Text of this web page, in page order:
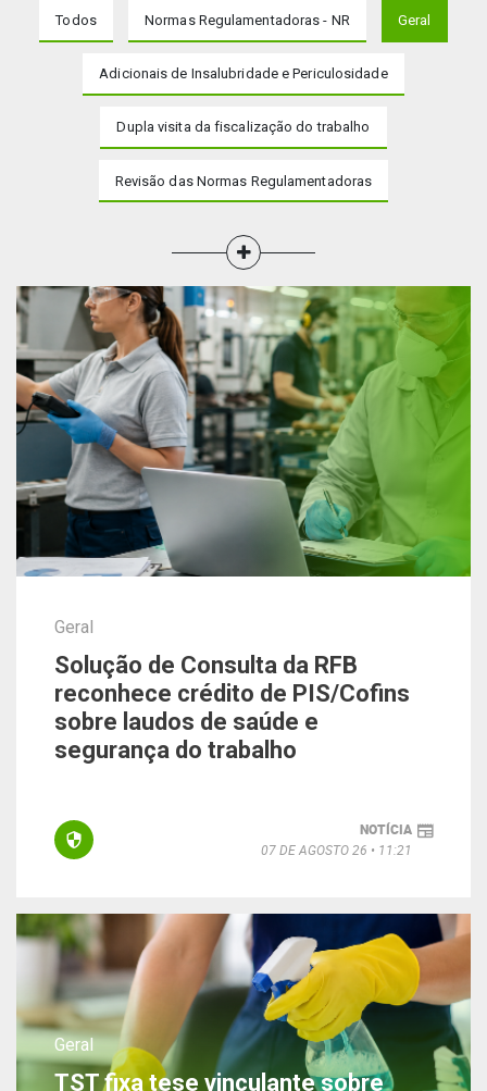
Todos Normas Regulamentadoras - NR Geral
Adicionais de Insalubridade e Periculosidade
Dupla visita da fiscalização do trabalho
Revisão das Normas Regulamentadoras
Geral
Solução de Consulta da RFB
reconhece crédito de PIS/Cofins
sobre laudos de saúde e
segurança do trabalho
NOTÍCIA
07 DE AGOSTO 26
11:21
Geral
TST fixa tese vinculante sobre